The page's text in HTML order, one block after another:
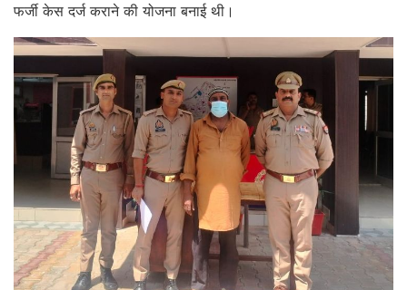
फर्जी केस दर्ज कराने की योजना बनाई थी।